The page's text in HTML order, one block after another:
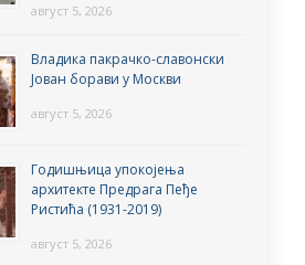
август 5, 2026
Владика пакрачко-славонски
Јован борави у Москви
август 5, 2026
Годишњица упокојења
архитекте Предрага Пеђе
Ристића (1931-2019)
август 5, 2026